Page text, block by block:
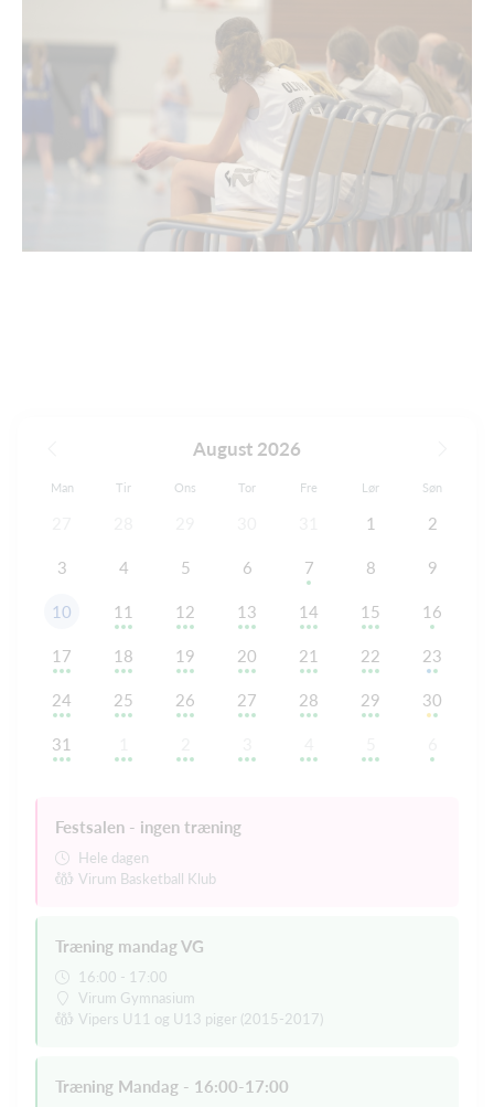
August 2026
Man Tir Ons Tor Fre Lør Søn
1 2
3 4 5 6 7 8 9
10 11 12 13 14 15 16
17 18 19 20 21 22 23
24 25 26 27 28 29 30
31
Festsalen - ingen træning
Hele dagen
Virum Basketball Klub
Træning mandag VG
16:00 - 17:00
Virum Gymnasium
Vipers U11 og U13 piger (2015-2017)
Træning Mandag - 16:00-17:00